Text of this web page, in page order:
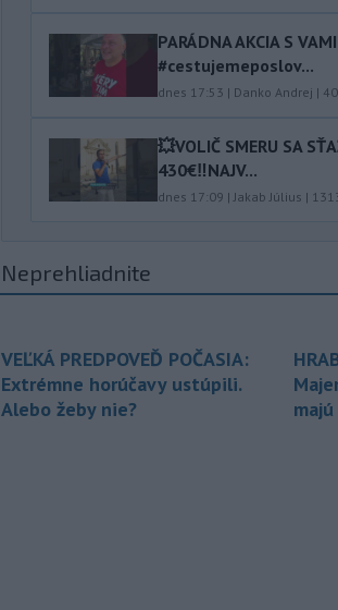
PARÁDNA AKCIA S
#cestujemeposlov...
dnes 17:53 | Danko Andrej | 40
💥VOLIČ SMERU SA
430€‼️NAJV...
dnes 17:09 |Jakab Július |
Neprehliadnite
VEĽKÁ PREDPOVEĎ POČASIA:
Extrémne horúčavy ustúpili.
Alebo žeby nie?